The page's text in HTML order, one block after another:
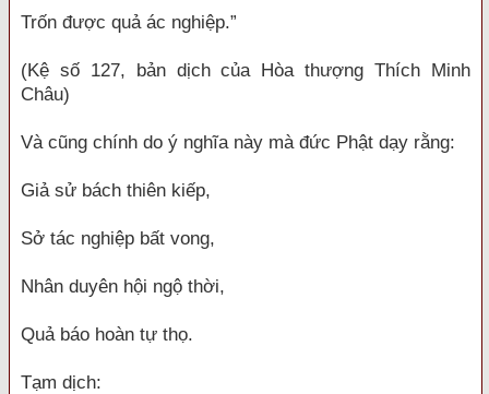
Trốn được quả ác nghiệp.”
(Kệ số 127, bản dịch của Hòa thượng Thích Minh
Châu)
Và cũng chính do ý nghĩa này mà đức Phật dạy rằng:
Giả sử bách thiên kiếp,
Sở tác nghiệp bất vong,
Nhân duyên hội ngộ thời,
Quả báo hoàn tự thọ.
Tạm dịch: